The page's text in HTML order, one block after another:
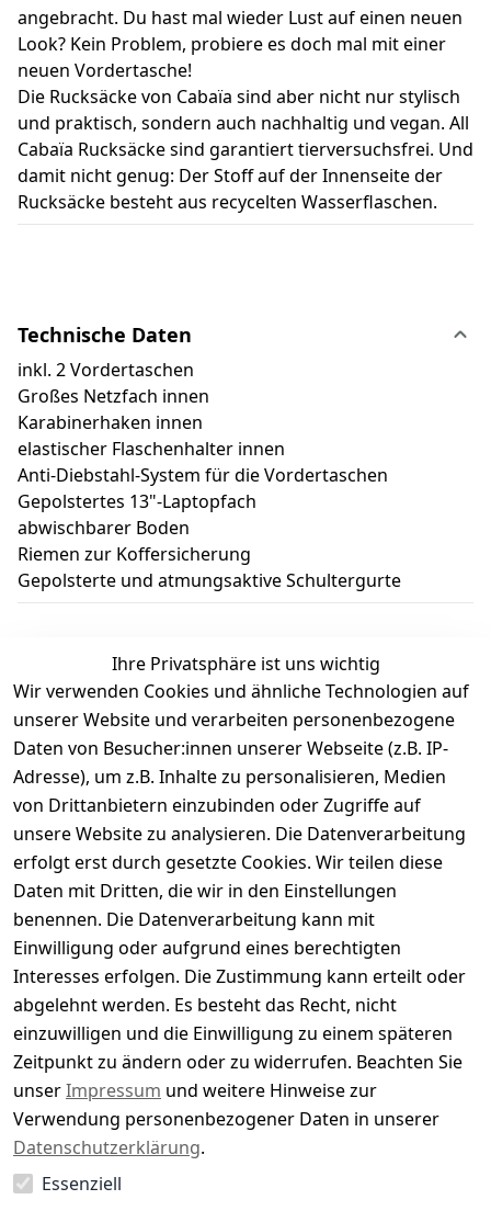
angebracht. Du hast mal wieder Lust auf einen neuen
Look? Kein Problem, probiere es doch mal mit einer
neuen Vordertasche!
Die Rucksäcke von Cabaïa sind aber nicht nur stylisch
und praktisch, sondern auch nachhaltig und vegan. All
Cabaïa Rucksäcke sind garantiert tierversuchsfrei. Und
damit nicht genug: Der Stoff auf der Innenseite der
Rucksäcke besteht aus recycelten Wasserflaschen.
Technische Daten
inkl. 2 Vordertaschen
Großes Netzfach innen
Karabinerhaken innen
elastischer Flaschenhalter innen
Anti-Diebstahl-System für die Vordertaschen
Gepolstertes 13"-Laptopfach
abwischbarer Boden
Riemen zur Koffersicherung
Gepolsterte und atmungsaktive Schultergurte
Kundenbewertungen
Durchschnittliche Bewertung
0
Basierend auf 0 Bewertung(en)
Bewertung abgeben
5
( 0 )
4
( 0 )
3
( 0 )
2
( 0 )
1
( 0 )
Es hat noch niemand eine Bewertung für diesen
Artikel abgegeben
Ihre Privatsphäre ist uns wichtig
Wir verwenden Cookies und ähnliche Technologien auf
unserer Website und verarbeiten personenbezogene
Daten von Besucher:innen unserer Webseite (z.B. IP-
Adresse), um z.B. Inhalte zu personalisieren, Medien
von Drittanbietern einzubinden oder Zugriffe auf
unsere Website zu analysieren. Die Datenverarbeitung
erfolgt erst durch gesetzte Cookies. Wir teilen diese
Daten mit Dritten, die wir in den Einstellungen
benennen. Die Datenverarbeitung kann mit
Einwilligung oder aufgrund eines berechtigten
Interesses erfolgen. Die Zustimmung kann erteilt oder
abgelehnt werden. Es besteht das Recht, nicht
einzuwilligen und die Einwilligung zu einem späteren
Zeitpunkt zu ändern oder zu widerrufen. Beachten Sie
unserImpressum und weitere Hinweise zur
Verwendung personenbezogener Daten in unserer
Datenschutzerklärung.
Essenziell